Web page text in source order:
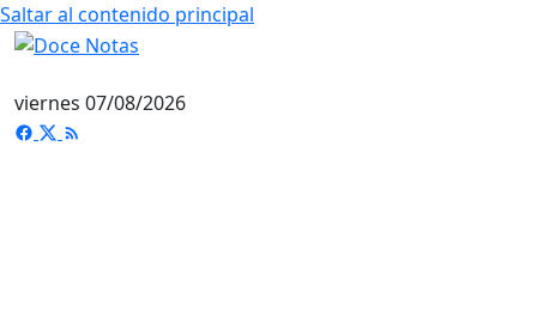
Saltar al contenido principal
viernes 07/08/2026